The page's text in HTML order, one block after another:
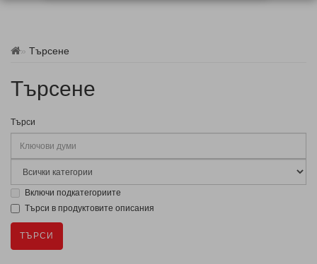
Търсене
Търсене
Търси
Включи подкатегориите
Търси в продуктовите описания